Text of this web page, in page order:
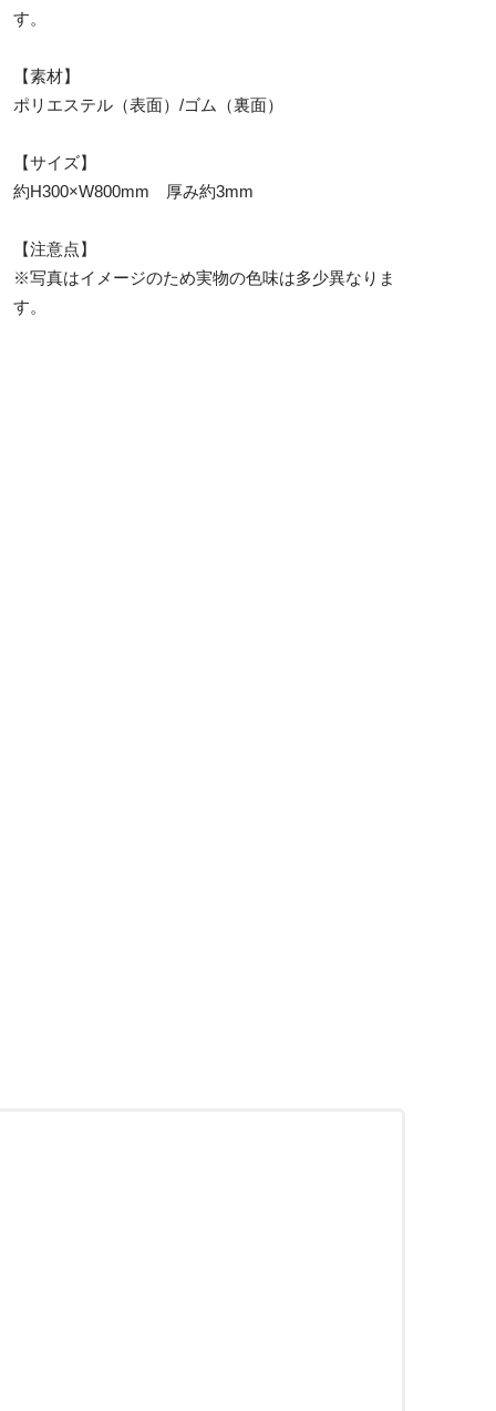
す。
【素材】
ポリエステル（表面）/ゴム（裏面）
【サイズ】
約H300×W800mm 厚み約3mm
【注意点】
※写真はイメージのため実物の色味は多少異なりま
す。